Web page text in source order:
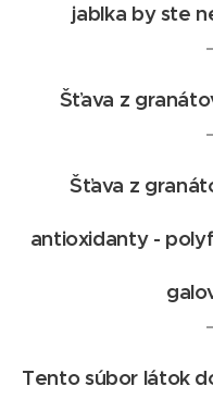
jablka by ste
Šťava z
Šťava z
antioxidanty -
Tento súbor látok